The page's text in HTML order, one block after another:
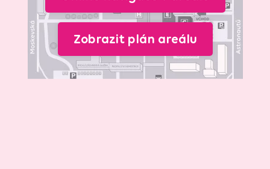
Zobrazit plán areálu